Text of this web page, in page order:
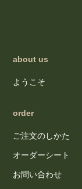
about us
ようこそ
order
ご注文のしかた
オーダーシート
お問い合わせ